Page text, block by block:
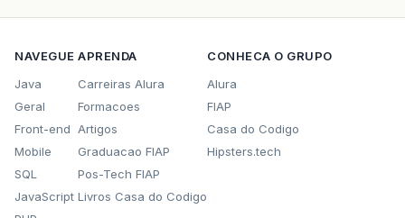
NAVEGUE
Java
Geral
Front-end
Mobile
SQL
JavaScript
APRENDA
Carreiras Alura
Formacoes
Artigos
Graduacao FIAP
Pos-Tech FIAP
Livros Casa do Codigo
CONHECA O GRUPO
Alura
FIAP
Casa do Codigo
Hipsters.tech